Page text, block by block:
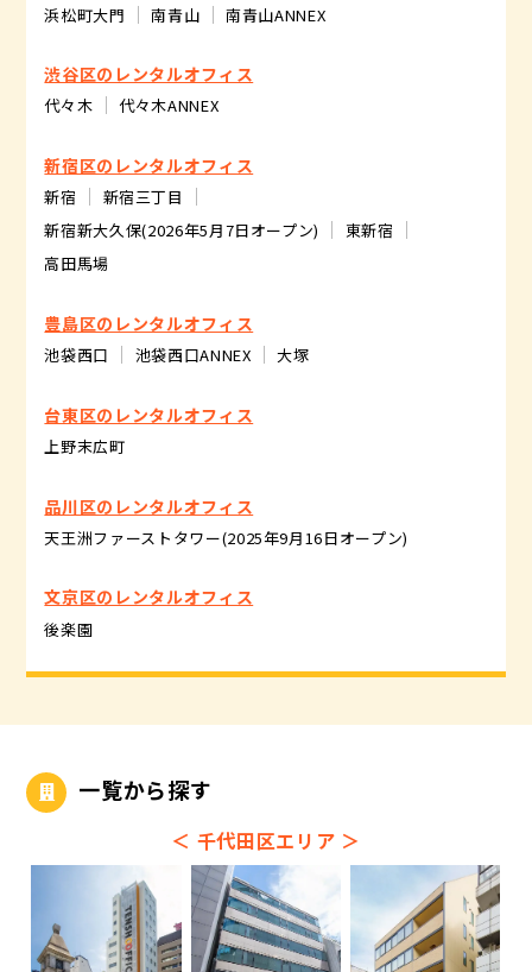
浜松町大門
南青山 南青山ANNEX
渋谷区のレンタルオフィス
代々木 代々木ANNEX
新宿区のレンタルオフィス
新宿
新宿三丁目
新宿新大久保(2026年5月7日オープン)
東新宿
高田馬場
豊島区のレンタルオフィス
池袋西口 池袋西口ANNEX 大塚
台東区のレンタルオフィス
上野末広町
品川区のレンタルオフィス
天王洲ファーストタワー(2025年9月16日オープン)
文京区のレンタルオフィス
後楽園
一覧から探す
＜ 千代田区エリア ＞